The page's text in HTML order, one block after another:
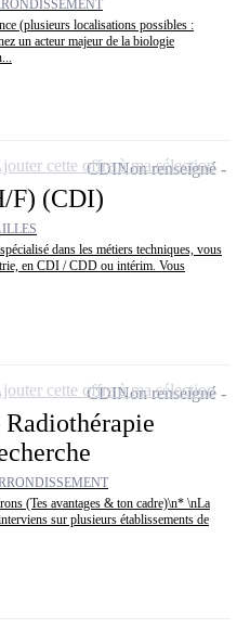
(plusieurs localisations possibles :
un acteur majeur de la biologie
F) (CDI)
dans les métiers techniques, vous
en CDI / CDD ou intérim. Vous
CDINon renseigné
cette offre à ma sélection
(Tes avantages & ton cadre)\n* \nLa
sur plusieurs établissements de
CDINon renseigné
cette offre à ma sélection